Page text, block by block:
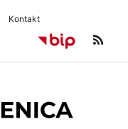
Kontakt